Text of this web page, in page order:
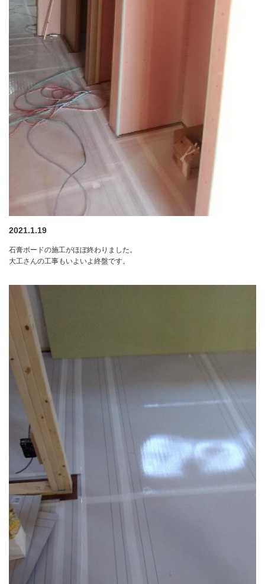
2021.1.19
石膏ボードの施工がほぼ終わりました。
大工さんの工事もいよいよ終盤です。